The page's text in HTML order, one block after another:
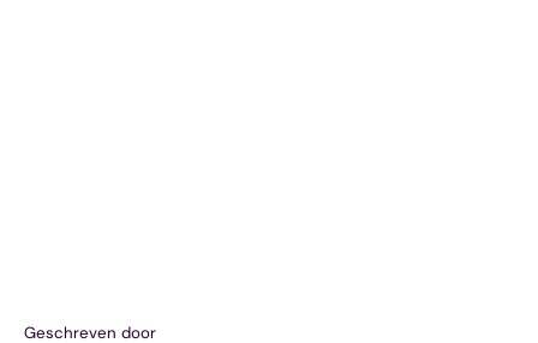
Geschreven door